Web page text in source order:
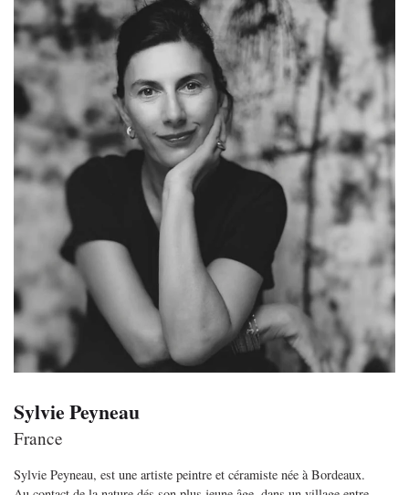
Sylvie Peyneau
France
Sylvie Peyneau, est une artiste peintre et céramiste née à Bordeaux.